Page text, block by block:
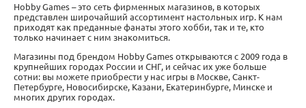
Hobby Games – это сеть фирменных магазинов, в которых
представлен широчайший ассортимент настольных игр. К нам
приходят как преданные фанаты этого хобби, так и те, кто
только начинает с ним знакомиться.
Магазины под брендом Hobby Games открываются с 2009 года в
крупнейших городах России и СНГ, и сейчас их уже больше
сотни: вы можете приобрести у нас игры в Москве, Санкт-
Петербурге, Новосибирске, Казани, Екатеринбурге, Минске и
многих других городах.